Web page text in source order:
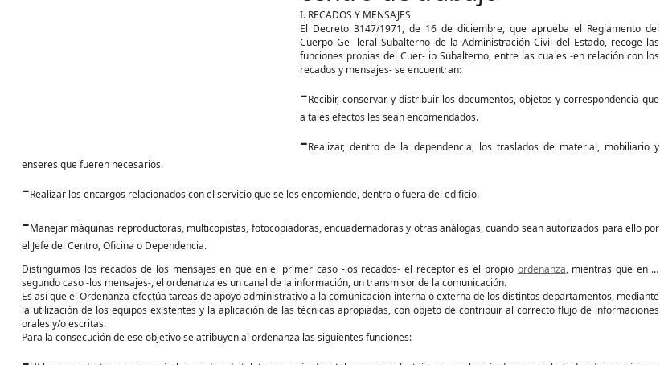
I. RECADOS Y MENSAJES
El Decreto 3147/1971, de 16 de diciembre, que aprueba el Reglamento del
Cuerpo Ge- leral Subalterno de la Administración Civil del Estado, recoge las
funciones propias del Cuer- ip Subalterno, entre las cuales -en relación con los
recados y mensajes- se encuentran:
-Recibir, conservar y distribuir los documentos, objetos y correspondencia que
a tales efectos les sean encomendados.
-Realizar, dentro de la dependencia, los traslados de material, mobiliario y
enseres que fueren necesarios.
-Realizar los encargos relacionados con el servicio que se les encomiende, dentro o fuera del edificio.
-Manejar máquinas reproductoras, multicopistas, fotocopiadoras, encuadernadoras y otras análogas, cuando sean autorizados para ello por
el Jefe del Centro, Oficina o Dependencia.
Distinguimos los recados de los mensajes en que en el primer caso -los recados- el receptor es el propio ordenanza, mientras que en el
segundo caso -los mensajes-, el ordenanza es un canal de la información, un transmisor de la comunicación.
Es así que el Ordenanza efectúa tareas de apoyo administrativo a la comunicación interna o externa de los distintos departamentos, mediante
la utilización de los equipos existentes y la aplicación de las técnicas apropiadas, con objeto de contribuir al correcto flujo de informaciones
orales y/o escritas.
Para la consecución de ese objetivo se atribuyen al ordenanza las siguientes funciones: